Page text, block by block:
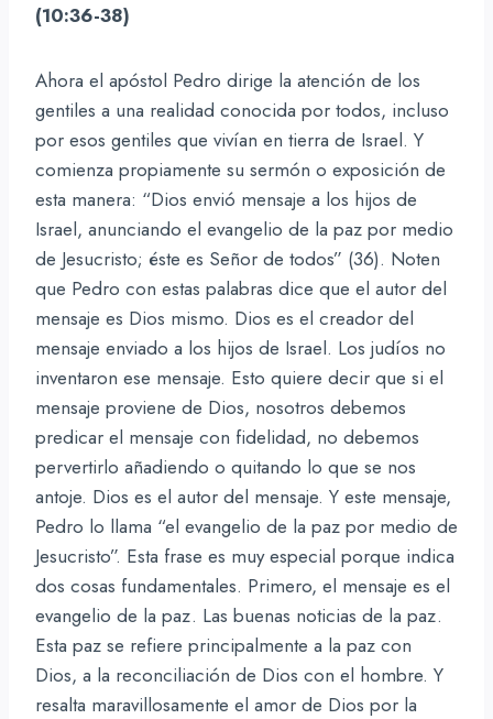
(10:36-38)
Ahora el apóstol Pedro dirige la atención de los
gentiles a una realidad conocida por todos, incluso
por esos gentiles que vivían en tierra de Israel. Y
comienza propiamente su sermón o exposición de
esta manera: “Dios envió mensaje a los hijos de
Israel, anunciando el evangelio de la paz por medio
de Jesucristo; éste es Señor de todos” (36). Noten
que Pedro con estas palabras dice que el autor del
mensaje es Dios mismo. Dios es el creador del
mensaje enviado a los hijos de Israel. Los judíos no
inventaron ese mensaje. Esto quiere decir que si el
mensaje proviene de Dios, nosotros debemos
predicar el mensaje con fidelidad, no debemos
pervertirlo añadiendo o quitando lo que se nos
antoje. Dios es el autor del mensaje. Y este mensaje,
Pedro lo llama “el evangelio de la paz por medio de
Jesucristo”. Esta frase es muy especial porque indica
dos cosas fundamentales. Primero, el mensaje es el
evangelio de la paz. Las buenas noticias de la paz.
Esta paz se refiere principalmente a la paz con
Dios, a la reconciliación de Dios con el hombre. Y
resalta maravillosamente el amor de Dios por la